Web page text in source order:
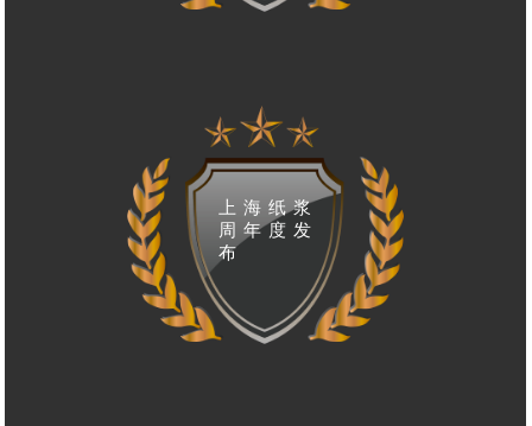
上海纸浆
周年度发
布